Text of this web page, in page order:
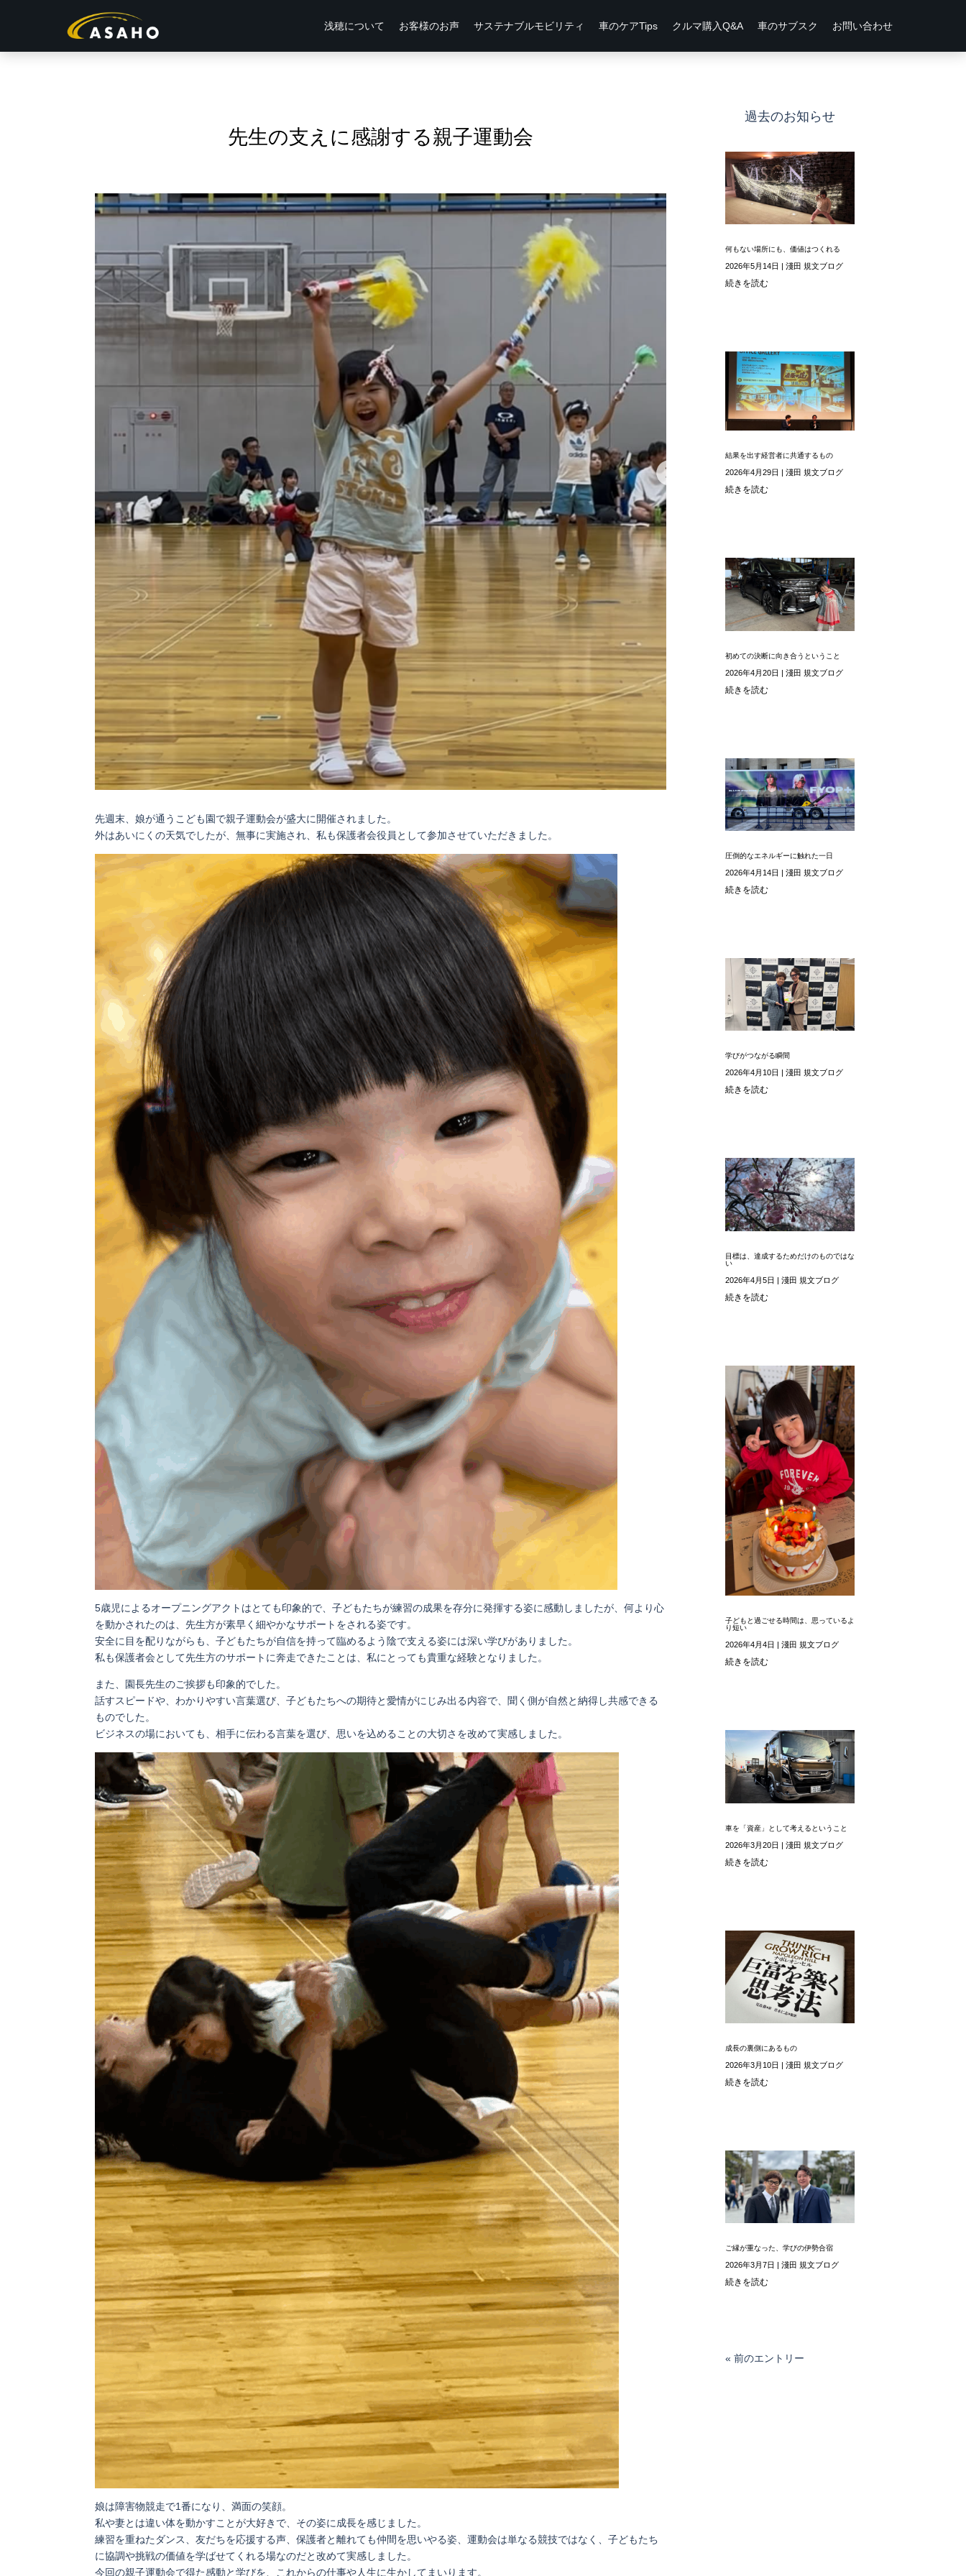
浅穂について お客様のお声 サステナブルモビリティ 車のケアTips クルマ購入Q&A 車のサブスク お問い合わせ
お客
様の
サス
テナ
ケア
クル
マ購
入
Q&A
車の
サブ
スク
お問
い合
わせ
先生の支えに感謝する親子運動会
先週末、娘が通うこども園で親子運動会が盛大に開催されました。
外はあいにくの天気でしたが、無事に実施され、私も保護者会役員として参加させていただきました。
5歳児によるオープニングアクトはとても印象的で、子どもたちが練習の成果を存分に発揮する姿に感動しましたが、何より心
を動かされたのは、先生方が素早く細やかなサポートをされる姿です。
安全に目を配りながらも、子どもたちが自信を持って臨めるよう陰で支える姿には深い学びがありました。
私も保護者会として先生方のサポートに奔走できたことは、私にとっても貴重な経験となりました。
また、園長先生のご挨拶も印象的でした。
話すスピードや、わかりやすい言葉選び、子どもたちへの期待と愛情がにじみ出る内容で、聞く側が自然と納得し共感できる
ものでした。
ビジネスの場においても、相手に伝わる言葉を選び、思いを込めることの大切さを改めて実感しました。
娘は障害物競走で1番になり、満面の笑顔。
私や妻とは違い体を動かすことが大好きで、その姿に成長を感じました。
練習を重ねたダンス、友だちを応援する声、保護者と離れても仲間を思いやる姿、運動会は単なる競技ではなく、子どもたち
に協調や挑戦の価値を学ばせてくれる場なのだと改めて実感しました。
今回の親子運動会で得た感動と学びを、これからの仕事や人生に生かしてまいります。
過去のお知らせ
何もない場所にも、価値はつくれる
2026年5月14日 |淺田 規文ブログ
続きを読む
結果を出す経営者に共通するもの
2026年4月29日 |淺田 規文ブログ
続きを読む
初めての決断に向き合うということ
2026年4月20日 |淺田 規文ブログ
続きを読む
圧倒的なエネルギーに触れた一日
2026年4月14日 |淺田 規文ブログ
続きを読む
学びがつながる瞬間
2026年4月10日 |淺田 規文ブログ
続きを読む
目標は、達成するためだけのものではな
い
2026年4月5日 |淺田 規文ブログ
続きを読む
子どもと過ごせる時間は、思っているよ
り短い
2026年4月4日 |淺田 規文ブログ
続きを読む
車を「資産」として考えるということ
2026年3月20日 |淺田 規文ブログ
続きを読む
成長の裏側にあるもの
2026年3月10日 |淺田 規文ブログ
続きを読む
ご縁が重なった、学びの伊勢合宿
2026年3月7日 |淺田 規文ブログ
続きを読む
« 前のエントリー